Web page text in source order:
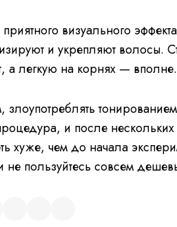
визуального
и укрепляют волосы.
а легкую на корнях — вполне.
злоупотреблять
и после
хуже, чем до начала
не пользуйтесь совсем